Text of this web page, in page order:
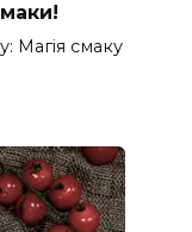
Магія смаку